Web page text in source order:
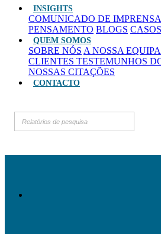
INSIGHTS
COMUNICADO DE IMPRENSA
PENSAMENTO BLOGS
QUEM SOMOS
SOBRE NÓS A NOSSA EQUIPA
CLIENTES TESTEMUNHOS
NOSSAS CITAÇÕES
CONTACTO